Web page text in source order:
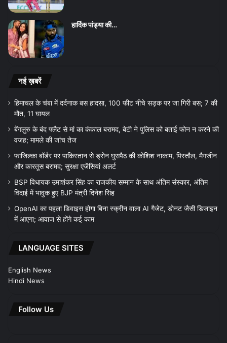
हार्दिक पांड्या की…
नई ख़बरें
हिमाचल के चंबा में दर्दनाक बस हादसा, 100 फीट नीचे सड़क पर जा गिरी बस; 7 की
मौत, 11 घायल
बेंगलुरु के बंद फ्लैट से मां का कंकाल बरामद, बेटी ने पुलिस को बताई फोन न करने की
वजह; मामले की जांच तेज
फाजिल्का बॉर्डर पर पाकिस्तान से ड्रोन घुसपैठ की कोशिश नाकाम, पिस्तौल, मैगजीन
और कारतूस बरामद; सुरक्षा एजेंसियां अलर्ट
BSP विधायक उमाशंकर सिंह का राजकीय सम्मान के साथ अंतिम संस्कार, अंतिम
विदाई में भावुक हुए BJP मंत्री दिनेश सिंह
OpenAI का पहला डिवाइस होगा बिना स्क्रीन वाला AI गैजेट, डोनट जैसी डिजाइन
में आएगा; आवाज से होंगे कई काम
LANGUAGE SITES
English News
Hindi News
Follow Us